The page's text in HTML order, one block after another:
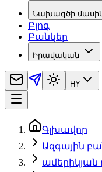
Նախագծի
Բլոգ
Բանկեր
Իրավական
HY
Գլխավոր
Ազգային
ամերիկյան